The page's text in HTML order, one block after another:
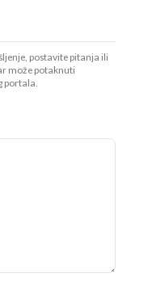
postavite pitanja ili
može potaknuti
portala.